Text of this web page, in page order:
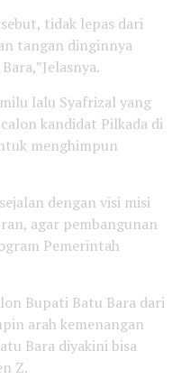
tidak lepas dari
tangan dinginnya
lalu Syafrizal yang
kandidat Pilkada di
menghimpun
dengan visi misi
agar pembangunan
Pemerintah
Bupati Batu Bara dari
arah kemenangan
Bara diyakini bisa
Z.